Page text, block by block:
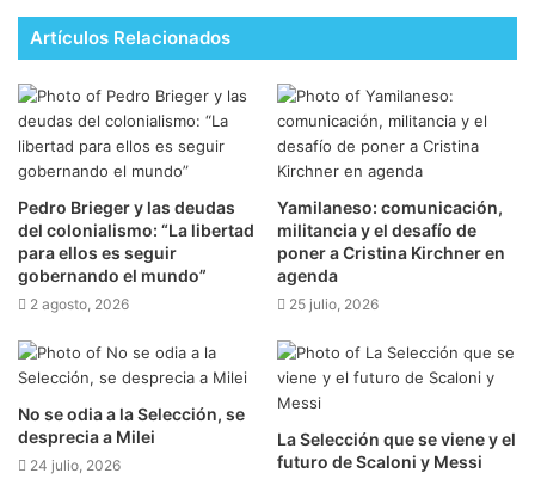
Artículos Relacionados
Pedro Brieger y las deudas
del colonialismo: “La libertad
para ellos es seguir
gobernando el mundo”
2 agosto, 2026
Yamilaneso: comunicación,
militancia y el desafío de
poner a Cristina Kirchner en
agenda
25 julio, 2026
No se odia a la Selección, se
desprecia a Milei
24 julio, 2026
La Selección que se viene y el
futuro de Scaloni y Messi